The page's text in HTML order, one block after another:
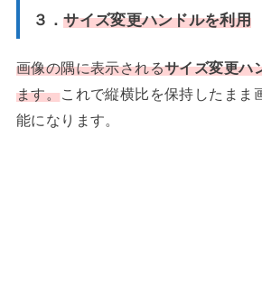
３．サイズ変更ハンドルを利用
画像の隅に表示されるサイズ変更ハ
ます。これで縦横比を保持したまま
能になります。